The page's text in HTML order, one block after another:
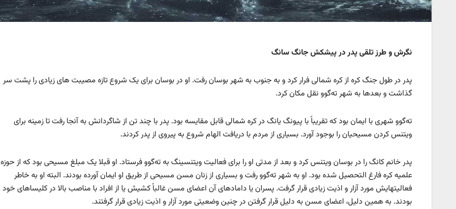
نگرش و طرز تلقی پدر در پیشکش جانگ سانگ
پدر در طول جنگ کره از کره شمالی فرار کرد و به جنوب به شهر بوسان رفت. او در بوسان برای یک شروع تازه مصیبت های زیادی را پشت سر
گذاشت و بعدها به شهر ته‌گوو نقل مکان کرد.
ته‌گوو شهری با ایمان بود که تقریباً با پیونگ یانگ در کره شمالی قابل مقایسه بود. پدر با چند تن از شاگردانش به آنجا رفت تا زمینه برای
ویتنس کردن مسیحیان را بوجود آورد. بسیاری از مردم با دریافت الهام شروع به پیروی از پدر کردند.
پدر خانم کانگ را در بوسان ویتنس کرد و بعد از مدتی او را برای فعالیت ویتنسینگ به ته‌گوو فرستاد. او قبلا یک مبلغ مسیحی بود که از حوزه
علمیه کره فارغ التحصیل شده بود. او به شهر ته‌گوو رفت و بسیاری از زنان مسن مسیحی از طریق او ایمان آورده بودند. البته او به خاطر
فعالیتهایش مورد آزار و اذیت زیادی قرار گرفت. پسران یا دامادهای آن اعضای مسن غالباً کشیش یا از افراد با مناصب بالا در کلیساهای خود
بودند. به همین دلیل، اعضای مسن به دلیل قرار گرفتن در چنین وضعیتی مورد آزار و اذیت زیادی قرار گرفتند.